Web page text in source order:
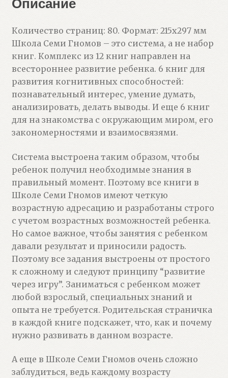
Количество страниц: 80. Формат: 215х297 мм
Школа Семи Гномов – это система, а не набор
книг. Комплекс из 12 книг направлен на
всестороннее развитие ребенка. 6 книг для
развития когнитивных способностей:
познавательный интерес, умение думать,
анализировать, делать выводы. И еще 6 книг
для на знакомства с окружающим миром, его
закономерностями и взаимосвязями.
Система выстроена таким образом, чтобы
ребенок получил необходимые знания в
правильный момент. Поэтому все книги в
Школе Семи Гномов имеют четкую
возрастную адресацию и разработаны строго
с учетом возрастных возможностей ребенка.
Но самое важное, чтобы занятия с ребенком
давали результат и приносили радость.
Поэтому все задания выстроены от простого
к сложному и следуют принципу “развитие
через игру”. Заниматься с ребенком может
любой взрослый, специальных знаний и
опыта не требуется. Родительская страничка
в каждой книге подскажет, что, как и почему
нужно развивать в данном возрасте.
А еще в Школе Семи Гномов очень сложно
заблудиться, ведь каждому возрасту